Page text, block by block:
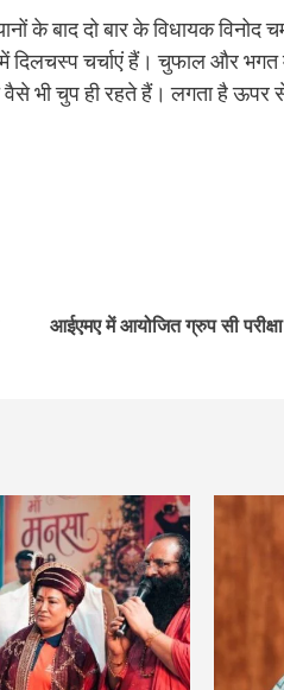
के बाद दो बार के विधायक विनोद
दिलचस्प चर्चाएं हैं। चुफाल और
वैसे भी चुप ही रहते हैं। लगता है
आईएमए में आयोजित ग्रुप सी